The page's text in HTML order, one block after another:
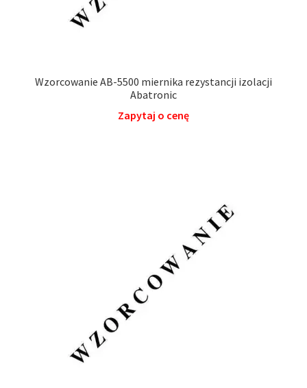
Wzorcowanie AB-5500 miernika rezystancji izolacji
Abatronic
Zapytaj o cenę